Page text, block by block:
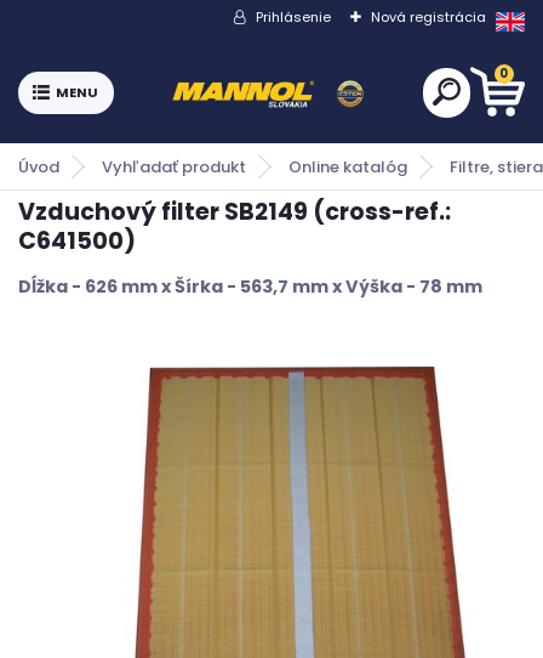
Prihlásenie Nová registrácia
0
Úvod Vyhľadať produkt Online katalóg Filtre,
Vzduchový filter SB2149 (cross-ref.:
C641500)
Dĺžka - 626 mm x Šírka - 563,7 mm x Výška - 78 mm